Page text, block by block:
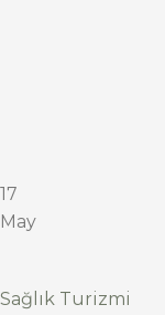
17
May
Sağlık Turizmi